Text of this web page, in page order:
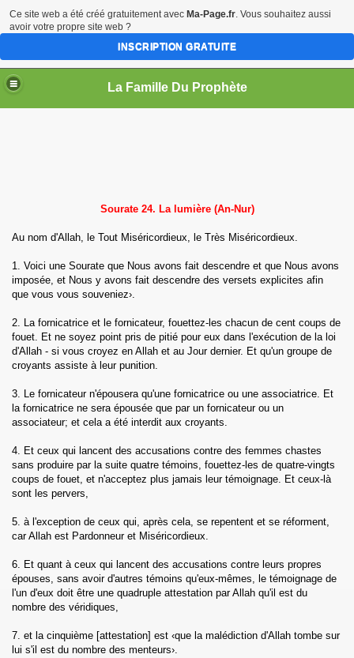
La Famille Du Prophète
Sourate 24. La lumière (An-Nur)
Au nom d'Allah, le Tout Miséricordieux, le Très Miséricordieux.
1. Voici une Sourate que Nous avons fait descendre et que Nous avons
imposée, et Nous y avons fait descendre des versets explicites afin
que vous vous souveniez›.
2. La fornicatrice et le fornicateur, fouettez-les chacun de cent coups de
fouet. Et ne soyez point pris de pitié pour eux dans l'exécution de la loi
d'Allah - si vous croyez en Allah et au Jour dernier. Et qu'un groupe de
croyants assiste à leur punition.
3. Le fornicateur n'épousera qu'une fornicatrice ou une associatrice. Et
la fornicatrice ne sera épousée que par un fornicateur ou un
associateur; et cela a été interdit aux croyants.
4. Et ceux qui lancent des accusations contre des femmes chastes
sans produire par la suite quatre témoins, fouettez-les de quatre-vingts
coups de fouet, et n'acceptez plus jamais leur témoignage. Et ceux-là
sont les pervers,
5. à l'exception de ceux qui, après cela, se repentent et se réforment,
car Allah est Pardonneur et Miséricordieux.
6. Et quant à ceux qui lancent des accusations contre leurs propres
épouses, sans avoir d'autres témoins qu'eux-mêmes, le témoignage de
l'un d'eux doit être une quadruple attestation par Allah qu'il est du
nombre des véridiques,
7. et la cinquième [attestation] est ‹que la malédiction d'Allah tombe sur
lui s'il est du nombre des menteurs›.
Imran)
Ce site web a été créé gratuitement avec Ma-Page.fr. Vous souhaitez aussi
avoir votre propre site web ?
INSCRIPTION GRATUITE